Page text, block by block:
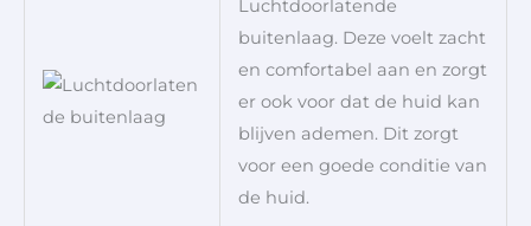
Luchtdoorlatende
buitenlaag. Deze voelt zacht
en comfortabel aan en zorgt
er ook voor dat de huid kan
blijven ademen. Dit zorgt
voor een goede conditie van
de huid.